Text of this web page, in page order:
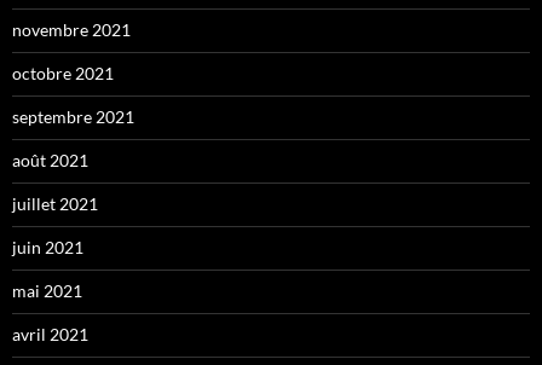
novembre 2021
octobre 2021
septembre 2021
août 2021
juillet 2021
juin 2021
mai 2021
avril 2021